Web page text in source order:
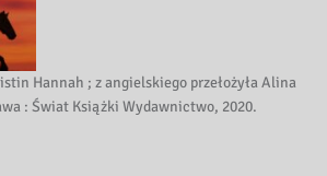
Hannah ; z angielskiego przełożyła Alina
: Świat Książki Wydawnictwo, 2020.